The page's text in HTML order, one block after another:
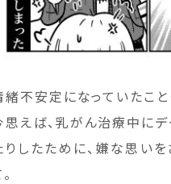
緒不安定になっていたこと
思えば、乳がん治療中に
りしたために、嫌な思い